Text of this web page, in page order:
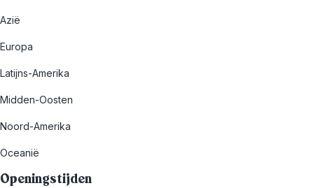
Azië
Europa
Latijns-Amerika
Midden-Oosten
Noord-Amerika
Oceanië
Openingstijden